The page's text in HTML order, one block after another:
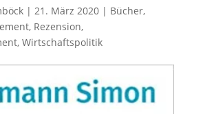
| 21. März 2020| Bücher,
, Rezension,
, Wirtschaftspolitik